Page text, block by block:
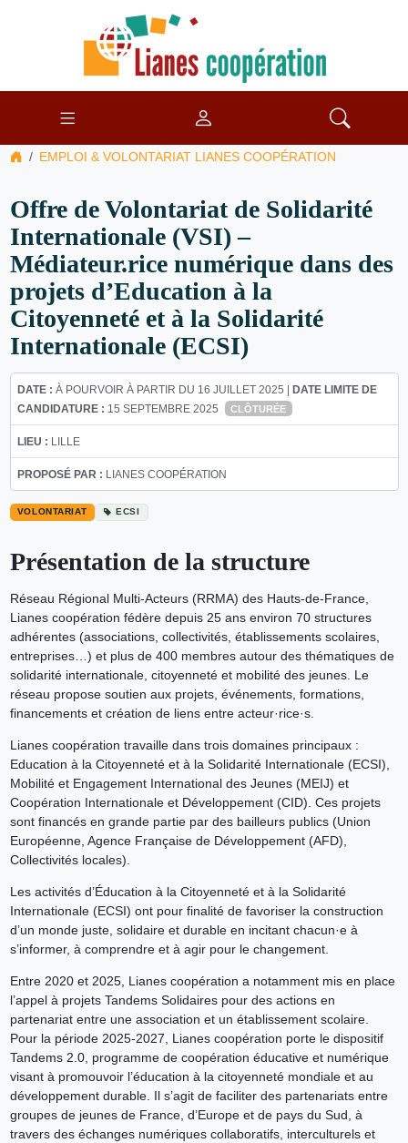
EMPLOI & VOLONTARIAT LIANES COOPÉRATION
Offre de Volontariat de Solidarité
Internationale (VSI) –
Médiateur.rice numérique dans des
projets d’Education à la
Citoyenneté et à la Solidarité
Internationale (ECSI)
DATE : À POURVOIR À PARTIR DU 16 JUILLET 2025 | DATE LIMITE DE
CANDIDATURE : 15 SEPTEMBRE 2025 CLÔTURÉE
LIEU : LILLE
PROPOSÉ PAR : LIANES COOPÉRATION
VOLONTARIAT ECSI
Présentation de la structure
Réseau Régional Multi‑Acteurs (RRMA) des Hauts‑de‑France,
Lianes coopération fédère depuis 25 ans environ 70 structures
adhérentes (associations, collectivités, établissements scolaires,
entreprises…) et plus de 400 membres autour des thématiques de
solidarité internationale, citoyenneté et mobilité des jeunes. Le
réseau propose soutien aux projets, événements, formations,
financements et création de liens entre acteur·rice·s.
Lianes coopération travaille dans trois domaines principaux :
Education à la Citoyenneté et à la Solidarité Internationale (ECSI),
Mobilité et Engagement International des Jeunes (MEIJ) et
Coopération Internationale et Développement (CID). Ces projets
sont financés en grande partie par des bailleurs publics (Union
Européenne, Agence Française de Développement (AFD),
Collectivités locales).
Les activités d’Éducation à la Citoyenneté et à la Solidarité
Internationale (ECSI) ont pour finalité de favoriser la construction
d’un monde juste, solidaire et durable en incitant chacun·e à
s’informer, à comprendre et à agir pour le changement.
Entre 2020 et 2025, Lianes coopération a notamment mis en place
l’appel à projets Tandems Solidaires pour des actions en
partenariat entre une association et un établissement scolaire.
Pour la période 2025-2027, Lianes coopération porte le dispositif
Tandems 2.0, programme de coopération éducative et numérique
visant à promouvoir l’éducation à la citoyenneté mondiale et au
développement durable. Il s’agit de faciliter des partenariats entre
groupes de jeunes de France, d’Europe et de pays du Sud, à
travers des échanges numériques collaboratifs, interculturels et